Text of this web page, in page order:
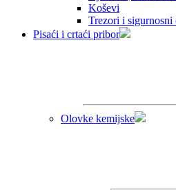
Koševi
Trezori i sigurnosni
Pisaći i crtaći pribor
Olovke kemijske